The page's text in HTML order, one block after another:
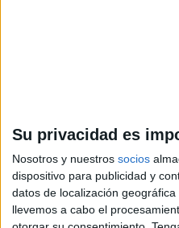
Su privacidad es
Nosotros y nuestros socios
dispositivo para publicidad y
datos de localización
llevemos a cabo el